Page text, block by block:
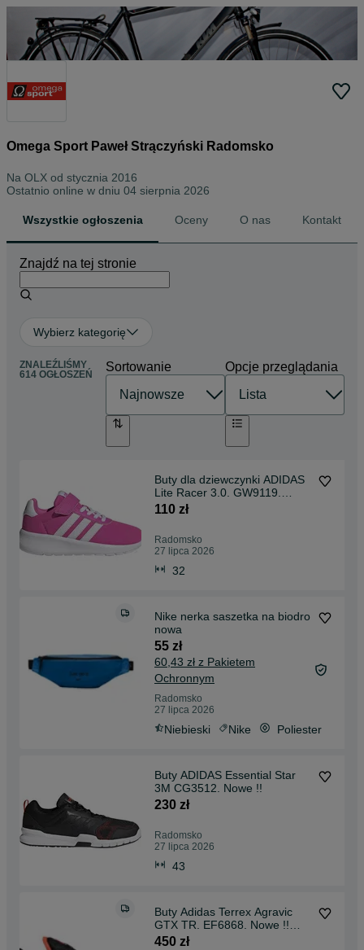
Omega Sport Paweł Strączyński Radomsko
Na OLX od stycznia 2016
Ostatnio online w dniu 04 sierpnia 2026
Wszystkie ogłoszenia Oceny O nas Kontakt
Znajdź na tej stronie
Wybierz kategorię
ZNALEŹLIŚMY
614 OGŁOSZEŃ
Sortowanie Opcje przeglądania
Buty dla dziewczynki ADIDAS
Lite Racer 3.0. GW9119.
Rozm. 32-35. Nowe.
110 zł
Radomsko
27 lipca 2026
32
Nike nerka saszetka na biodro
nowa
55 zł
60,43 zł z Pakietem
Ochronnym
Radomsko
27 lipca 2026
Niebieski Nike Poliester
Buty ADIDAS Essential Star
3M CG3512. Nowe !!
230 zł
Radomsko
27 lipca 2026
43
Buty Adidas Terrex Agravic
GTX TR. EF6868. Nowe !!
Gore Tex
450 zł